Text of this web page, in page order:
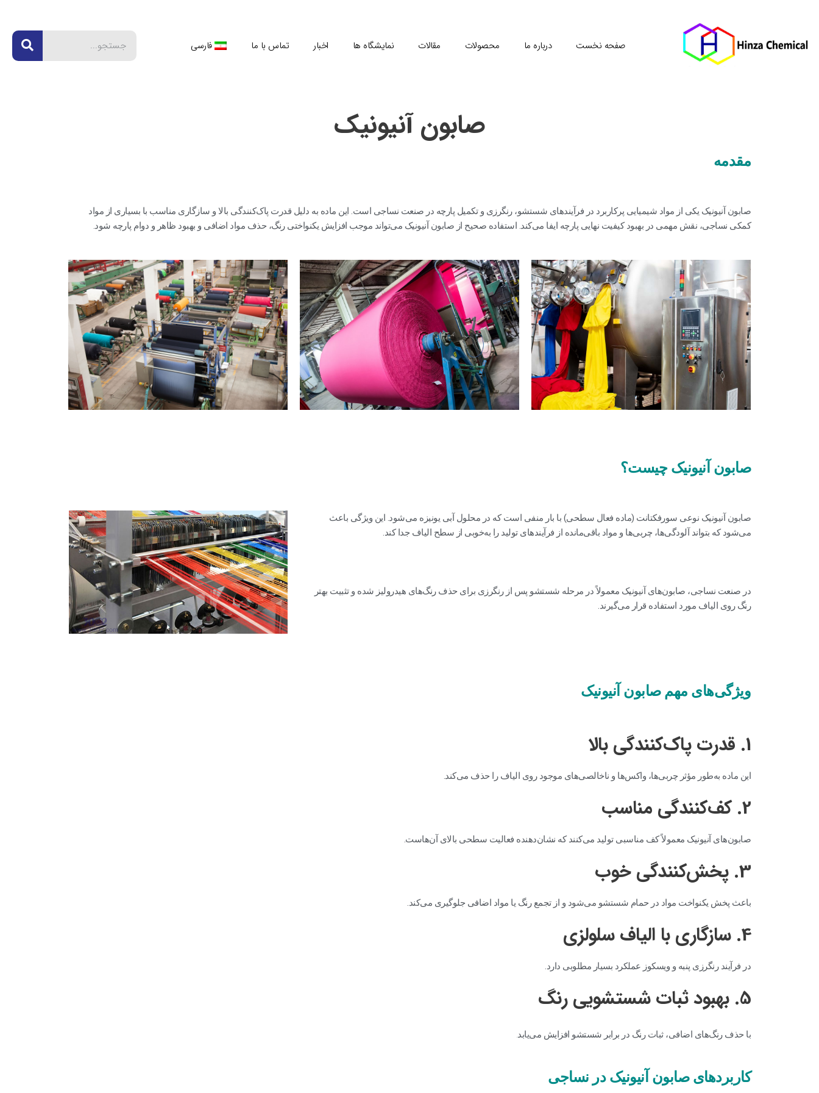
صفحه نخست درباره ما محصولات مقالات نمایشگاه ها اخبار تماس با ما فارسی
صابون آنیونیک
مقدمه
صابون آنیونیک یکی از مواد شیمیایی پرکاربرد در فرآیندهای شستشو، رنگرزی و تکمیل پارچه در صنعت نساجی است. این ماده به دلیل قدرت پاک‌کنندگی بالا و سازگاری مناسب با بسیاری از مواد
کمکی نساجی، نقش مهمی در بهبود کیفیت نهایی پارچه ایفا می‌کند. استفاده صحیح از صابون آنیونیک می‌تواند موجب افزایش یکنواختی رنگ، حذف مواد اضافی و بهبود ظاهر و دوام پارچه شود.
صابون آنیونیک چیست؟
صابون آنیونیک نوعی سورفکتانت (ماده فعال سطحی) با بار منفی است که در محلول آبی یونیزه می‌شود. این ویژگی باعث
می‌شود که بتواند آلودگی‌ها، چربی‌ها و مواد باقی‌مانده از فرآیندهای تولید را به‌خوبی از سطح الیاف جدا کند.
در صنعت نساجی، صابون‌های آنیونیک معمولاً در مرحله شستشو پس از رنگرزی برای حذف رنگ‌های هیدرولیز شده و تثبیت بهتر
رنگ روی الیاف مورد استفاده قرار می‌گیرند.
ویژگی‌های مهم صابون آنیونیک
1. قدرت پاک‌کنندگی بالا
این ماده به‌طور مؤثر چربی‌ها، واکس‌ها و ناخالصی‌های موجود روی الیاف را حذف می‌کند.
2. کف‌کنندگی مناسب
صابون‌های آنیونیک معمولاً کف مناسبی تولید می‌کنند که نشان‌دهنده فعالیت سطحی بالای آن‌هاست.
3. پخش‌کنندگی خوب
باعث پخش یکنواخت مواد در حمام شستشو می‌شود و از تجمع رنگ یا مواد اضافی جلوگیری می‌کند.
4. سازگاری با الیاف سلولزی
در فرآیند رنگرزی پنبه و ویسکوز عملکرد بسیار مطلوبی دارد.
5. بهبود ثبات شستشویی رنگ
با حذف رنگ‌های اضافی، ثبات رنگ در برابر شستشو افزایش می‌یابد.
کاربردهای صابون آنیونیک در نساجی